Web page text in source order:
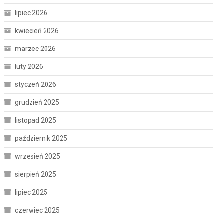
lipiec 2026
kwiecień 2026
marzec 2026
luty 2026
styczeń 2026
grudzień 2025
listopad 2025
październik 2025
wrzesień 2025
sierpień 2025
lipiec 2025
czerwiec 2025